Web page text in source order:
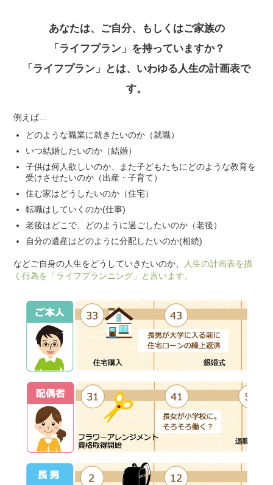
あなたは、ご自分、もしくはご家族の
「ライフプラン」を持っていますか？
「ライフプラン」とは、いわゆる人生の計画表で
す。
例えば...
どのような職業に就きたいのか（就職）
いつ結婚したいのか（結婚）
子供は何人欲しいのか、また子どもたちにどのような教育を
受けさせたいのか（出産・子育て）
住む家はどうしたいのか（住宅）
転職はしていくのか(仕事)
老後はどこで、どのように過ごしたいのか（老後）
自分の遺産はどのように分配したいのか(相続)
などご自身の人生をどうしていきたいのか、
人生の計画表を描
く行為を「ライフプランニング」と言います。